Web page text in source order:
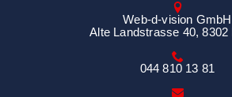
Web-d-vision GmbH
Alte Landstrasse 40, 8302
044 810 13 81